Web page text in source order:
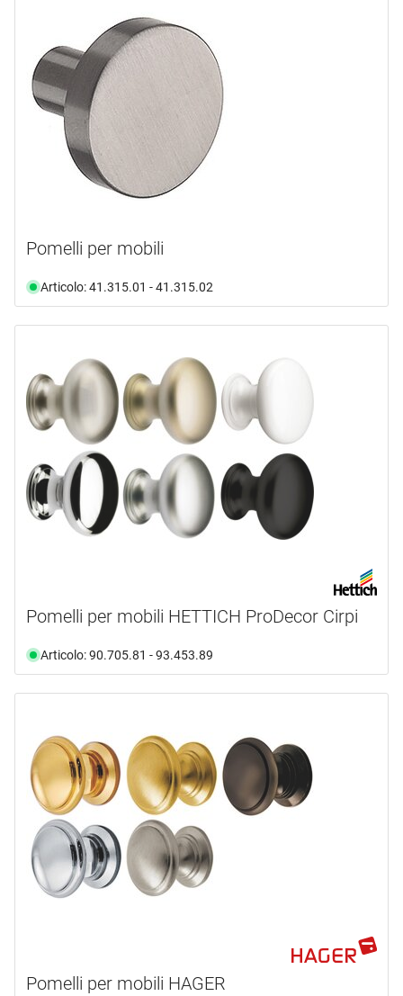
Pomelli per mobili
Articolo: 41.315.01 - 41.315.02
Pomelli per mobili HETTICH ProDecor Cirpi
Articolo: 90.705.81 - 93.453.89
Pomelli per mobili HAGER